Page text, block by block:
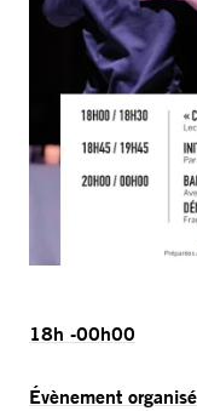
18h -00h00
Évènement